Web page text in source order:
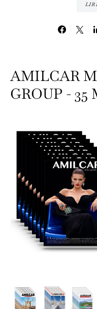
AMILCAR
GROUP - 35